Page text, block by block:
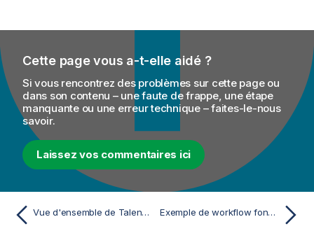
Cette page vous a-t-elle aidé ?
Si vous rencontrez des problèmes sur cette page ou
dans son contenu – une faute de frappe, une étape
manquante ou une erreur technique – faites-le-nous
savoir.
Laissez vos commentaires ici
Vue d'ensemble de Talend MDM Exemple de workflow fonctionnel dans Talend MDM